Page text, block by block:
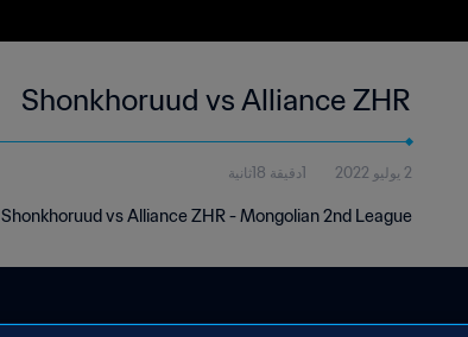
Shonkhoruud vs Alliance ZHR
2 يوليو 2022 1دقيقة 18ثانية
Shonkhoruud vs Alliance ZHR - Mongolian 2nd League